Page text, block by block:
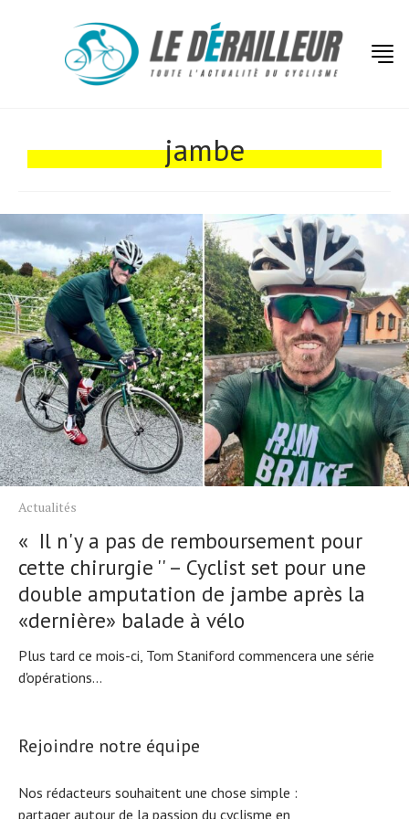
jambe
Actualités
« Il n'y a pas de remboursement pour
cette chirurgie '' – Cyclist set pour une
double amputation de jambe après la
«dernière» balade à vélo
Plus tard ce mois-ci, Tom Staniford commencera une série
d'opérations...
Rejoindre notre équipe
Nos rédacteurs souhaitent une chose simple :
partager autour de la passion du cyclisme en
Tests de produits
Conseils
Tendances
Tous nos articles
À propos